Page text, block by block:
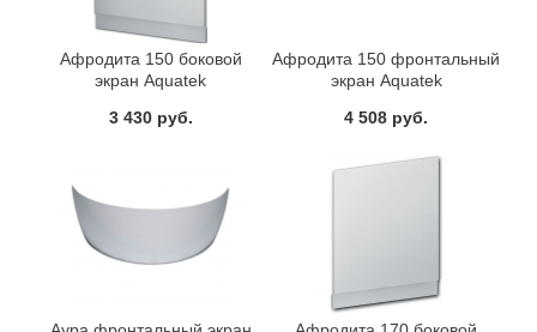
Афродита 150 боковой
экран Aquatek
3 430 руб.
Афродита 150 фронтальный
экран Aquatek
4 508 руб.